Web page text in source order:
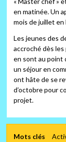
en matinée. Un
mois de juillet
Les jeunes des
accroché dès
en sont au point
un séjour en
ont hâte de se
d’octobre pour
projet.
Mots clés